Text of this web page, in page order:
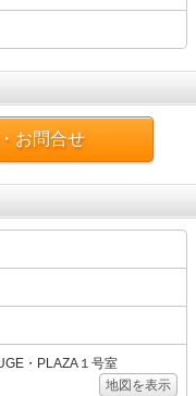
お問合せ
・PLAZA１号室
地図を表示